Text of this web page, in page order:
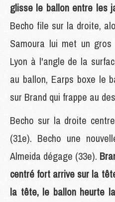
glisse le ballon entre les
Becho file sur la droite,
Samoura lui met un
Lyon à l'angle de la
au ballon, Earps boxe le
sur Brand qui frappe au
Becho sur la droite
(31e). Becho une
Almeida dégage (33e).
centré fort arrive sur la
la tête, le ballon heurte